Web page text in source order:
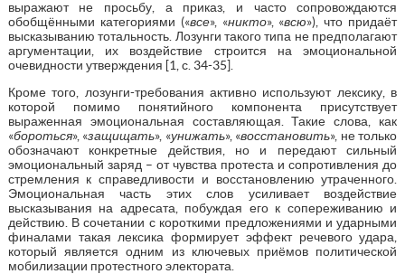
выражают не просьбу, а приказ, и часто сопровождаются
обобщёнными категориями («все», «никто», «всю»), что придаёт
высказыванию тотальность. Лозунги такого типа не предполагают
аргументации, их воздействие строится на эмоциональной
очевидности утверждения [1, с. 34-35].
Кроме того, лозунги-требования активно используют лексику, в
которой помимо понятийного компонента присутствует
выраженная эмоциональная составляющая. Такие слова, как
«бороться», «защищать», «унижать», «восстановить», не только
обозначают конкретные действия, но и передают сильный
эмоциональный заряд – от чувства протеста и сопротивления до
стремления к справедливости и восстановлению утраченного.
Эмоциональная часть этих слов усиливает воздействие
высказывания на адресата, побуждая его к сопереживанию и
действию. В сочетании с короткими предложениями и ударными
финалами такая лексика формирует эффект речевого удара,
который является одним из ключевых приёмов политической
мобилизации протестного электората.